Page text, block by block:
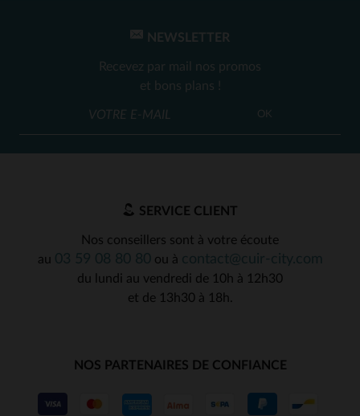
NEWSLETTER
Recevez par mail nos promos
et bons plans !
OK
SERVICE CLIENT
Nos conseillers sont à votre écoute
au
03 59 08 80 80 ou à contact@cuir-city.com
du lundi au vendredi de 10h à 12h30
et de 13h30 à 18h.
NOS PARTENAIRES DE CONFIANCE